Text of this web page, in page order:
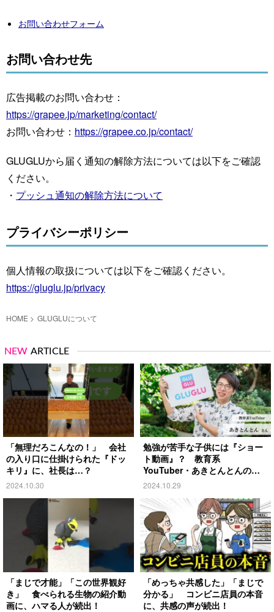
お問い合わせフォーム
お問い合わせ先
広告掲載のお問い合わせ：
https://grapee.jp/marketing/contact/
お問い合わせ： https://grapee.co.jp/contact/
GLUGLUから届く通知の解除方法については以下をご確認
ください。
・ プッシュ通知の解除方法について
プライバシーポリシー
個人情報の取扱については以下をご確認ください。
https://gluglu.jp/privacy
HOME GLUGLUについて
NEW ARTICLE
「無理だろこんなの！」 会社
の入り口に仕掛けられた『ドッ
キリ』に、社長は…？
2024.10.30
勉強が苦手な子供には『ショー
ト動画』？ 教育系
YouTuber・あきとんとんの戦
略とは
2024.10.29
「まじで才能」「この世界観好
き」 食べられる生物の紹介動
画に、ハマる人が続出！
「めっちゃ共感した」「まじで
分かる」 コンビニ店員の本音
に、共感の声が続出！